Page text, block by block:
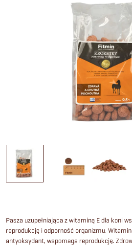
Pasza uzupełniająca z witaminą E dla koni
reprodukcję i odporność organizmu.
antyoksydant, wspomaga reprodukcję.